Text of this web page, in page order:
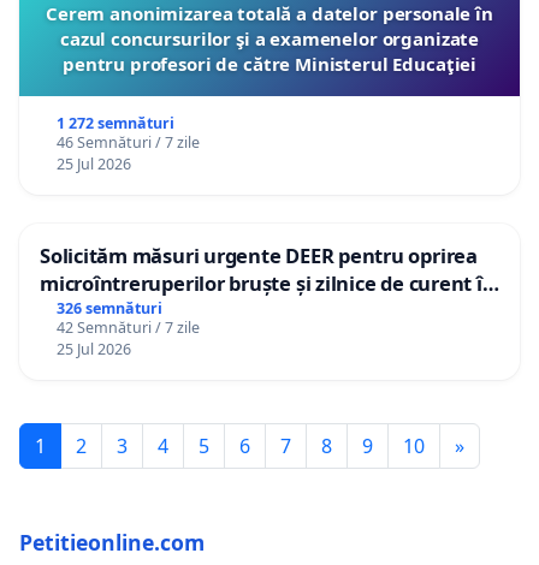
Cerem anonimizarea totală a datelor personale în
cazul concursurilor şi a examenelor organizate
pentru profesori de către Ministerul Educaţiei
1 272 semnături
46 Semnături / 7 zile
25 Jul 2026
Solicităm măsuri urgente DEER pentru oprirea
microîntreruperilor bruște și zilnice de curent în
Sâncraiu de Mureș și Nazna
326 semnături
42 Semnături / 7 zile
25 Jul 2026
1 2 3 4 5 6 7 8 9 10 »
Petitieonline.com